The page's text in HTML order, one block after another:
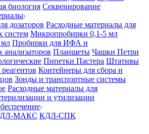
биология Секвенирование
дозаторов Расходные материалы для
систем Микропробирки 0,1-5 мл
мл Пробирки для ИФА и
анализаторов Планшеты Чашки Петри
Пипетки Пастера Штативы
Контейнеры для сбора и
Зонды и транспортные системы
Расходные материалы для
и утилизации
МАКС КДЛ-СПК